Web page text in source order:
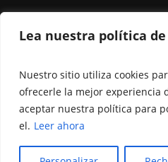
Lea nuestra política
Nuestro sitio utiliza cookies
ofrecerle la mejor experiencia
aceptar nuestra política para
el. Leer ahora
¡ÚNETE A NOSOTROS!